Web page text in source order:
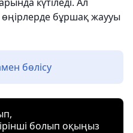
бұршақ жаууы
бөлісу
болып оқыңыз